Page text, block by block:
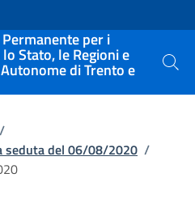
per i
Stato, le Regioni e
di Trento e Cerca
/
seduta del 06/08/2020 /